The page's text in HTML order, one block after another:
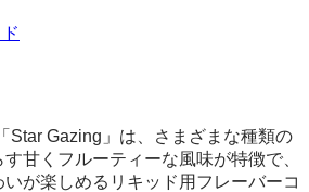
Star Gazing」は、さまざまな種類の
甘くフルーティーな風味が特徴で、
が楽しめるリキッド用フレーバーコ